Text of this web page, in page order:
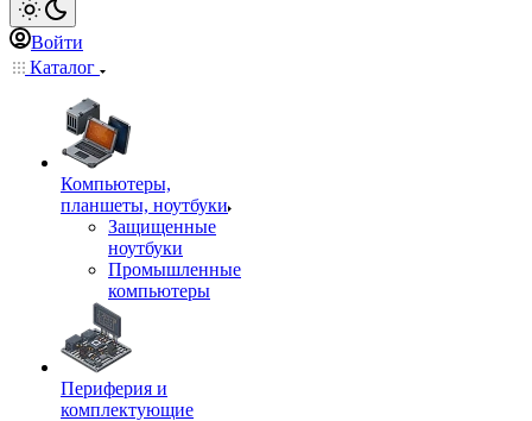
Войти
Каталог
Компьютеры,
планшеты, ноутбуки
Защищенные
ноутбуки
Промышленные
компьютеры
Периферия и
комплектующие